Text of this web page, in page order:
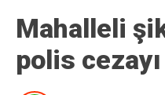
Mahalleli
polis